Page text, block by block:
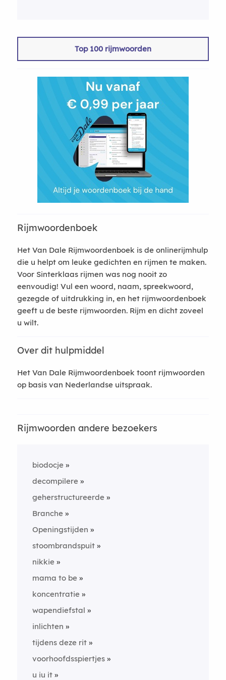
Top 100 rijmwoorden
Rijmwoordenboek
Het Van Dale Rijmwoordenboek is de onlinerijmhulp
die u helpt om leuke gedichten en rijmen te maken.
Voor Sinterklaas rijmen was nog nooit zo
eenvoudig! Vul een woord, naam, spreekwoord,
gezegde of uitdrukking in, en het rijmwoordenboek
geeft u de beste rijmwoorden. Rijm en dicht zoveel
u wilt.
Over dit hulpmiddel
Het Van Dale Rijmwoordenboek toont rijmwoorden
op basis van Nederlandse uitspraak.
Rijmwoorden andere bezoekers
biodocje
decompilere
geherstructureerde
Branche
Openingstijden
stoombrandspuit
nikkie
mama to be
koncentratie
wapendiefstal
inlichten
tijdens deze rit
voorhoofdsspiertjes
u iu it